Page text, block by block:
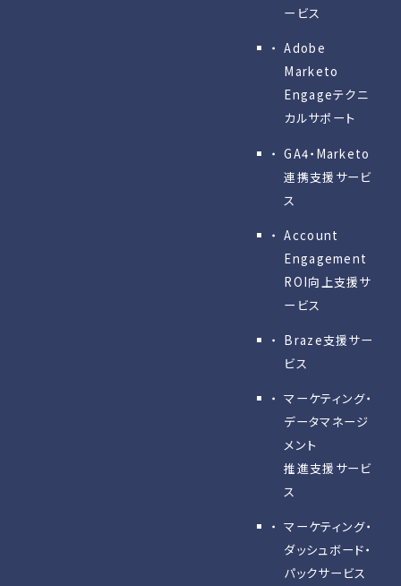
ービス
Adobe
Marketo
Engageテクニ
カルサポート
GA4・Marketo
連携支援サービ
ス
Account
Engagement
ROI向上支援サ
ービス
Braze支援サー
ビス
マーケティング・
データマネージ
メント
推進支援サービ
ス
マーケティング・
ダッシュボード・
パックサービス